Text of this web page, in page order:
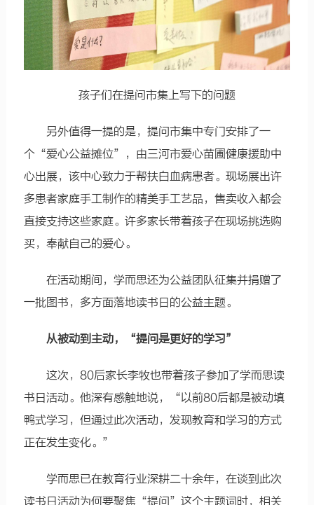
孩子们在提问市集上写下的问题
另外值得一提的是，提问市集中专门安排了一
个“爱心公益摊位”，由三河市爱心苗圃健康援助中
心出展，该中心致力于帮扶白血病患者。现场展出许
多患者家庭手工制作的精美手工艺品，售卖收入都会
直接支持这些家庭。许多家长带着孩子在现场挑选购
买，奉献自己的爱心。
在活动期间，学而思还为公益团队征集并捐赠了
一批图书，多方面落地读书日的公益主题。
从被动到主动，“提问是更好的学习”
这次，80后家长李牧也带着孩子参加了学而思读
书日活动。他深有感触地说，“以前80后都是被动填
鸭式学习，但通过此次活动，发现教育和学习的方式
正在发生变化。”
学而思已在教育行业深耕二十余年，在谈到此次
读书日活动为何要聚焦“提问”这个主题词时，相关